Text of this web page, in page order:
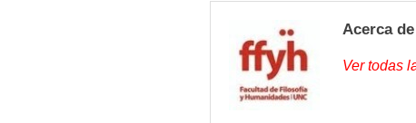
Acerca de
Ver todas